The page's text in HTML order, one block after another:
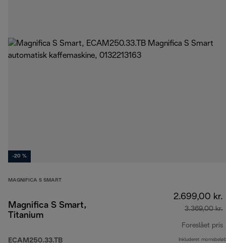
-20 %
MAGNIFICA S SMART
Magnifica S Smart,
Titanium
ECAM250.33.TB
2.699,00 kr.
3.369,00 kr.
Foreslået pris
Inkluderet